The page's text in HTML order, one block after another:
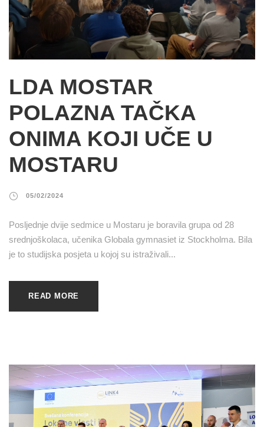
LDA MOSTAR
POLAZNA TAČKA
ONIMA KOJI UČE U
MOSTARU
05/02/2024
Posljednje dvije sedmice u Mostaru je boravila grupa od 28
srednjoškolaca, učenika Globala gymnasiet iz Stockholma. Bila
je to studijska posjeta u kojoj su istraživali...
READ MORE